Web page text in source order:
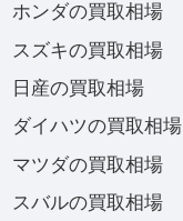
ホンダの買取相場
スズキの買取相場
日産の買取相場
ダイハツの買取相場
マツダの買取相場
スバルの買取相場